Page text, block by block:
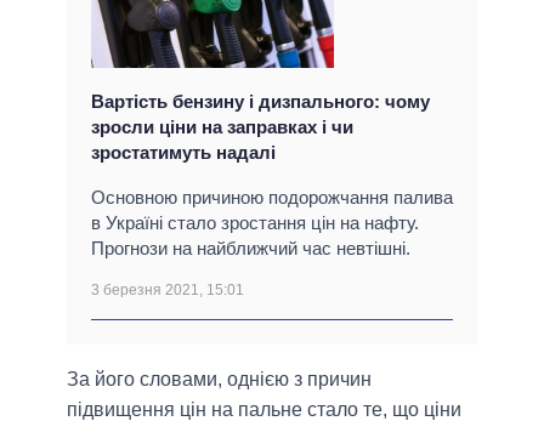
Вартість бензину і дизпального: чому
зросли ціни на заправках і чи
зростатимуть надалі
Основною причиною подорожчання палива
в Україні стало зростання цін на нафту.
Прогнози на найближчий час невтішні.
3 березня 2021, 15:01
За його словами, однією з причин
підвищення цін на пальне стало те, що ціни